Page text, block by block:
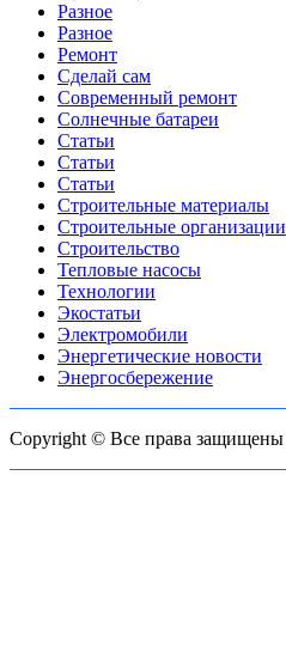
Разное
Разное
Ремонт
Сделай сам
Современный ремонт
Солнечные батареи
Статьи
Статьи
Статьи
Строительные материалы
Строительные организации
Строительство
Тепловые насосы
Технологии
Экостатьи
Электромобили
Энергетические новости
Энергосбережение
Copyright © Все права защищены